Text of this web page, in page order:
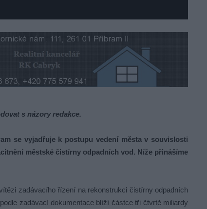
s názory redakce.
se vyjadřuje k postupu vedení města v souvislosti
městské čistírny odpadních vod. Níže přinášíme
zadávacího řízení na rekonstrukci čistírny odpadních
zadávací dokumentace blíží částce tři čtvrtě miliardy